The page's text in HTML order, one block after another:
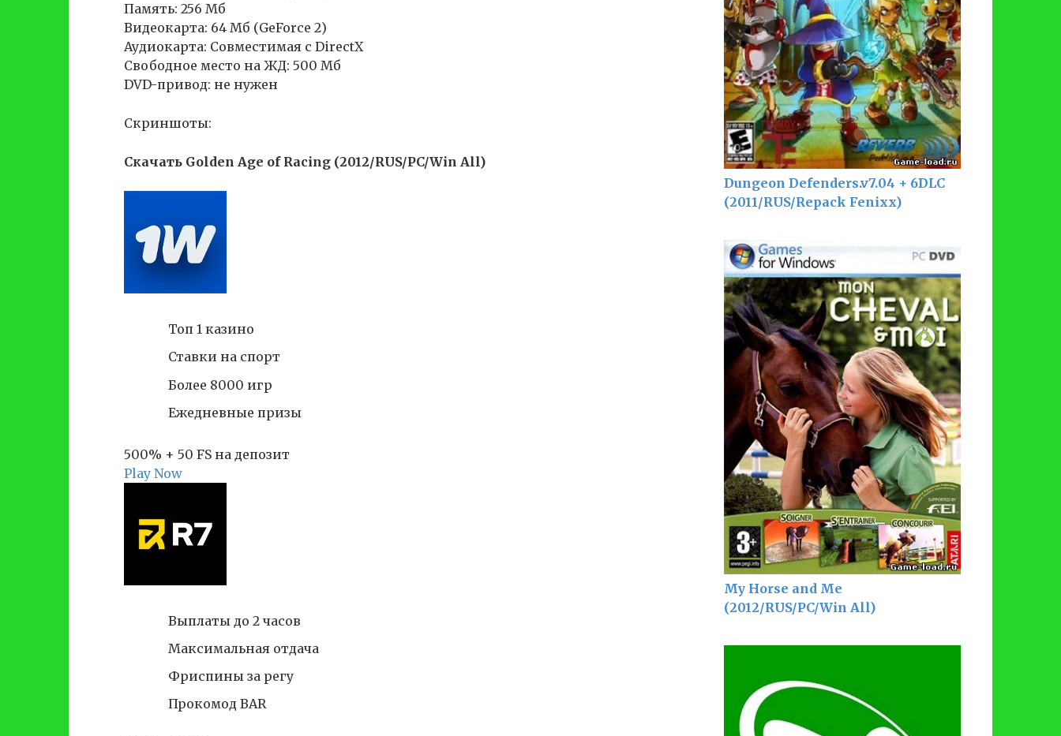
Память: 256 Мб
Видеокарта: 64 Мб (GeForce 2)
Аудиокарта: Совместимая с DirectX
Свободное место на ЖД: 500 Мб
DVD-привод: не нужен
Скриншоты:
Скачать Golden Age of Racing (2012/RUS/PC/Win All)
Топ 1 казино
Ставки на спорт
Более 8000 игр
Ежедневные призы
500% + 50 FS на депозит
Play Now
Выплаты до 2 часов
Максимальная отдача
Фриспины за регу
Прокомод BAR
Dungeon Defenders.v7.04 + 6DLC
(2011/RUS/Repack Fenixx)
My Horse and Me
(2012/RUS/PC/Win All)